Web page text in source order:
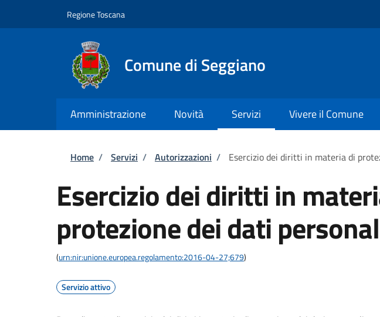
Regione Toscana
Comune di Seggiano
Amministrazione Novità Servizi Vivere il Comune
Briciole di pane
Home / Servizi / Autorizzazioni / Esercizio dei diritti in materia di
Esercizio dei diritti in
protezione dei dati
(urn:nir:unione.europea.regolamento:2016-04-27;679)
Servizio attivo